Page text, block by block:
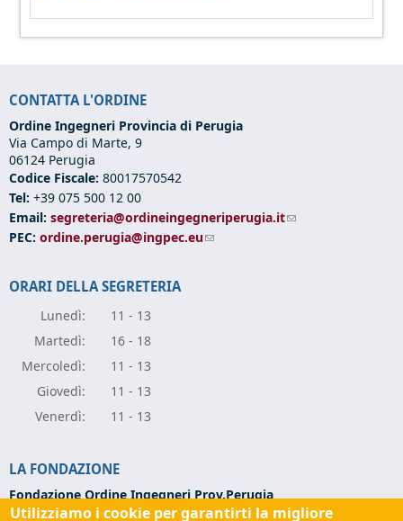
CONTATTA L'ORDINE
Ordine Ingegneri Provincia di Perugia
Via Campo di Marte, 9
06124 Perugia
Codice Fiscale: 80017570542
Tel: +39 075 500 12 00
Email: segreteria@ordineingegneriperugia.it(link sends e-mail)
PEC: ordine.perugia@ingpec.eu(link sends e-mail)
ORARI DELLA SEGRETERIA
Lunedì:
11 - 13
Martedì:
16 - 18
Mercoledì:
11 - 13
Giovedì:
11 - 13
Venerdì: 11 - 13
LA FONDAZIONE
Fondazione Ordine Ingegneri Prov.Perugia
Via Campo di Marte, 9 - 06124 Perugia
Utilizziamo i cookie per garantirti la migliore